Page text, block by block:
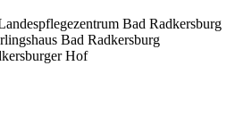
Bad Radkersburg
Bad Radkersburg
Hof